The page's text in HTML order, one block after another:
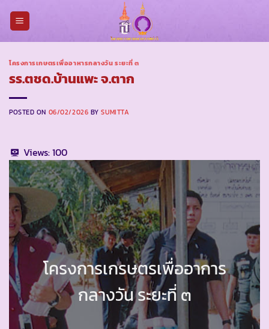
โครงการเกษตรเพื่ออาหารกลางวัน ระยะที่ ๓
รร.ตชด.บ้านแพะ จ.ตาก
POSTED ON 06/02/2026 BYSUMITTA
Views:100
โครงการเกรษตรเพื่ออาการ
กลางวัน ระยะที่ ๓